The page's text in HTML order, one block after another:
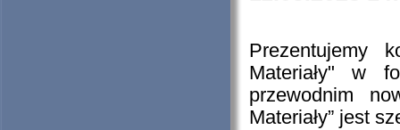
Prezentujemy
Materiały" w
przewodnim
Materiały” jest